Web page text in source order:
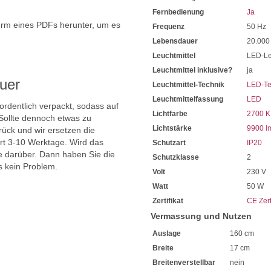
Sehr gering im
Mit einer starken
Dank hoher Lumenzahl ist
2700 Kelvin Warmweiß
bis 6500 Kelvin Kaltweiß
80 CRI misst die
Mit 20.000 Stunden eine
Sie haben bei uns 5 Jahre
Bei Fragen, kontaktieren Sie
Wir freuen uns auf Ihre
eines PDFs herunter, um es
verpackt, sodass auf
dennoch etwas zu
und wir ersetzen die
3-10 Werktage. Wird das
darüber. Dann haben Sie die
kein Problem.
Fernbedienung
Ja
Frequenz
50 Hz
Lebensdauer
20.000
Leuchtmittel
LED-
Leuchtmittel inklusive?
ja
Leuchtmittel-Technik
LED-
Leuchtmittelfassung
LED
Lichtfarbe
2700 K
Lichtstärke
9900
Schutzart
IP20
Schutzklasse
2
Volt
230 V
Watt
50 W
Zertifikat
CE
Vermassung und Nutzen
Auslage
160 cm
Breite
17 cm
Breitenverstellbar
nein